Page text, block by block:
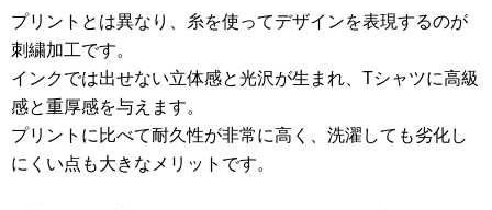
プリントとは異なり、糸を使ってデザインを表現するのが
刺繍加工です。
インクでは出せない立体感と光沢が生まれ、Tシャツに高級
感と重厚感を与えます。
プリントに比べて耐久性が非常に高く、洗濯しても劣化し
にくい点も大きなメリットです。